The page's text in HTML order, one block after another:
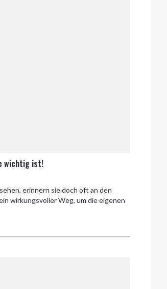
wichtig ist!
erinnern sie doch oft an den
wirkungsvoller Weg, um die eigenen